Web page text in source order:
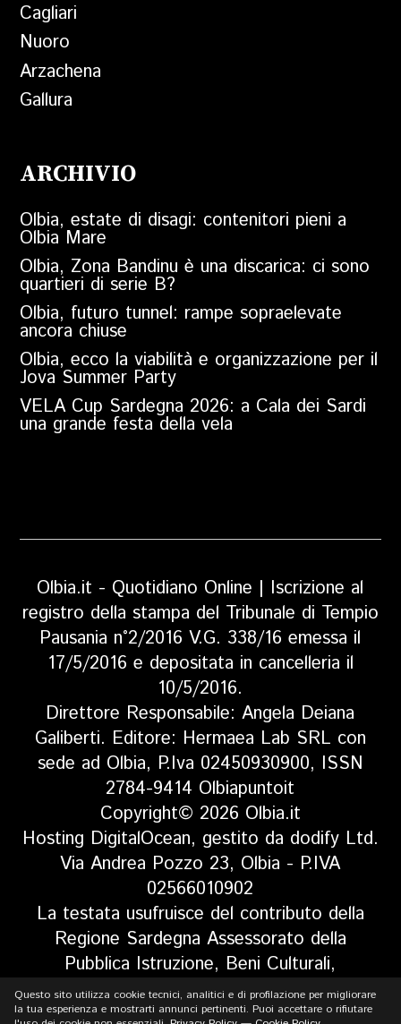
Cagliari
Nuoro
Arzachena
Gallura
ARCHIVIO
Olbia, estate di disagi: contenitori pieni a
Olbia Mare
Olbia, Zona Bandinu è una discarica: ci sono
quartieri di serie B?
Olbia, futuro tunnel: rampe sopraelevate
ancora chiuse
Olbia, ecco la viabilità e organizzazione per il
Jova Summer Party
VELA Cup Sardegna 2026: a Cala dei Sardi
una grande festa della vela
Olbia.it - Quotidiano Online | Iscrizione al
registro della stampa del Tribunale di Tempio
Pausania n°2/2016 V.G. 338/16 emessa il
17/5/2016 e depositata in cancelleria il
10/5/2016.
Direttore Responsabile: Angela Deiana
Galiberti. Editore: Hermaea Lab SRL con
sede ad Olbia, P.Iva 02450930900, ISSN
2784-9414 Olbiapuntoit
Copyright© 2026 Olbia.it
Hosting DigitalOcean, gestito da dodify Ltd.
Via Andrea Pozzo 23, Olbia - P.IVA
02566010902
La testata usufruisce del contributo della
Regione Sardegna Assessorato della
Pubblica Istruzione, Beni Culturali,
Informazione, Spettacolo e Sport. Legge
regionale 13 aprile 2017 n. 5, art 8 comma
Questo sito utilizza cookie tecnici, analitici e di profilazione per migliorare
la tua esperienza e mostrarti annunci pertinenti. Puoi accettare o rifiutare